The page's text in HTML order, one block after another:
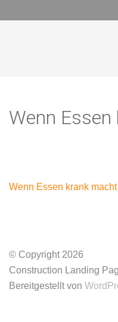
Inhalt
Wenn
Beitragsnavigation
Wenn Essen krank macht
© Copyright 2026
Construction Landing
Bereitgestellt von